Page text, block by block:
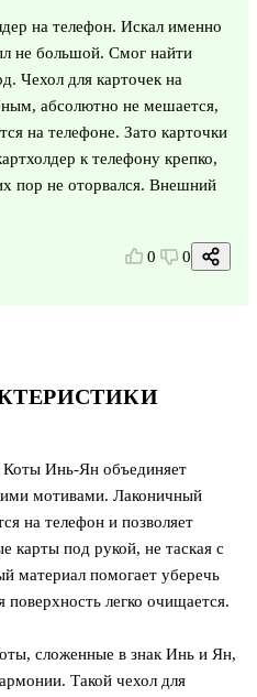
Коты Инь-Ян объединяет
мотивами. Лаконичный
на телефон и позволяет
карты под рукой, не таская с
материал помогает уберечь
поверхность легко очищается.
сложенные в знак Инь и Ян,
Такой чехол для
на телефон. Искал именно
не большой. Смог найти
Чехол для карточек на
абсолютно не мешается,
на телефоне. Зато карточки
к телефону крепко,
пор не оторвался. Внешний
0 0